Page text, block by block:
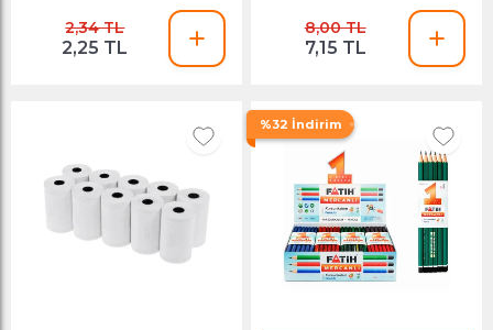
2,34 TL
2,25 TL
8,00 TL
7,15 TL
%32 İndirim